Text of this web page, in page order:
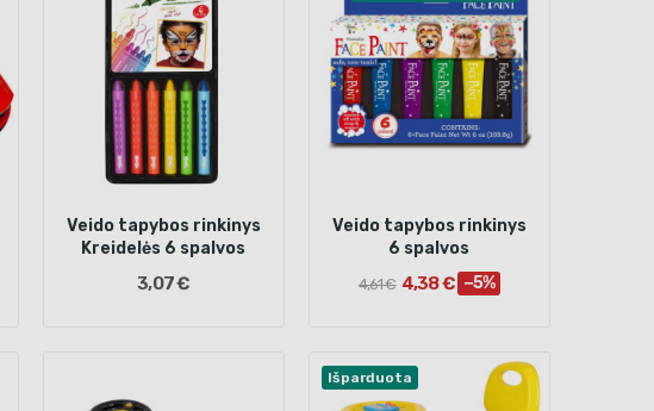
Veido tapybos rinkinys
Kreidelės 6 spalvos
3,07 €
Veido tapybos rinkinys
6 spalvos
4,61 € 4,38 € −5%
Išparduota